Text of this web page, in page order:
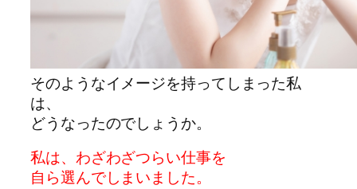
そのようなイメージを持ってしまった私
は、
どうなったのでしょうか。
私は、わざわざつらい仕事を
自ら選んでしまいました。